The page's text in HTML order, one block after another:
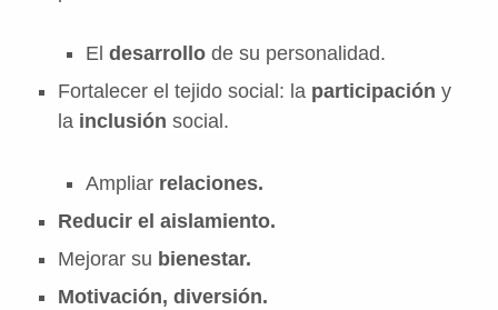
El desarrollode su personalidad.
Fortalecer el tejido social: laparticipación y
la inclusión social.
Ampliar relaciones.
Reducir el aislamiento.
Mejorar su bienestar.
Motivación, diversión.